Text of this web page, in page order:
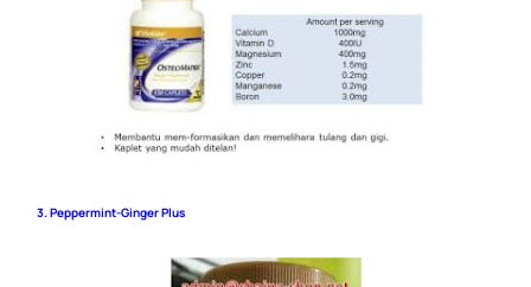
3. Peppermint-Ginger Plus